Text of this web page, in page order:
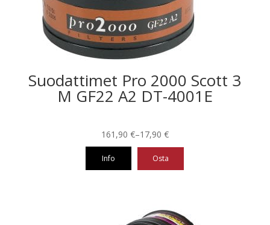
Suodattimet Pro 2000 Scott 3
M GF22 A2 DT-4001E
17,90 €
–
161,90 €Hintaluokka:
17,90 €
Info Osta